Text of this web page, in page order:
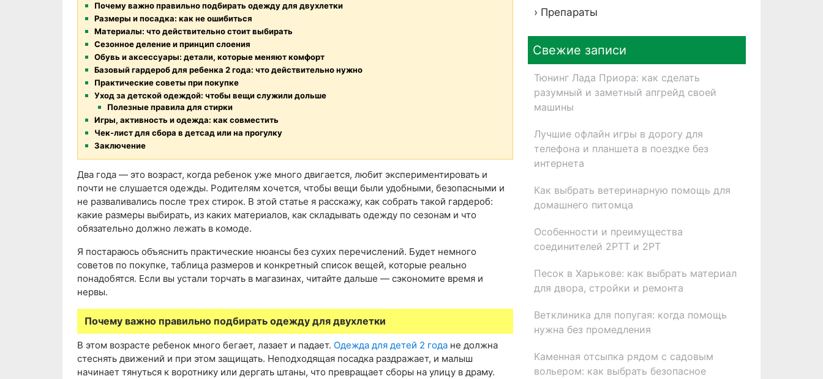
Почему важно правильно подбирать одежду для двухлетки
Размеры и посадка: как не ошибиться
Материалы: что действительно стоит выбирать
Сезонное деление и принцип слоения
Обувь и аксессуары: детали, которые меняют комфорт
Базовый гардероб для ребенка 2 года: что действительно нужно
Практические советы при покупке
Уход за детской одеждой: чтобы вещи служили дольше
Полезные правила для стирки
Игры, активность и одежда: как совместить
Чек-лист для сбора в детсад или на прогулку
Заключение
Два года — это возраст, когда ребенок уже много двигается, любит экспериментировать и
почти не слушается одежды. Родителям хочется, чтобы вещи были удобными, безопасными и
не разваливались после трех стирок. В этой статье я расскажу, как собрать такой гардероб:
какие размеры выбирать, из каких материалов, как складывать одежду по сезонам и что
обязательно должно лежать в комоде.
Я постараюсь объяснить практические нюансы без сухих перечислений. Будет немного
советов по покупке, таблица размеров и конкретный список вещей, которые реально
понадобятся. Если вы устали торчать в магазинах, читайте дальше — сэкономите время и
нервы.
Почему важно правильно подбирать одежду для двухлетки
В этом возрасте ребенок много бегает, лазает и падает. Одежда для детей 2 года не должна
стеснять движений и при этом защищать. Неподходящая посадка раздражает, и малыш
начинает тянуться к воротнику или дергать штаны, что превращает сборы на улицу в драму.
Препараты
Свежие записи
Тюнинг Лада Приора: как сделать
разумный и заметный апгрейд своей
машины
Лучшие офлайн игры в дорогу для
телефона и планшета в поездке без
интернета
Как выбрать ветеринарную помощь для
домашнего питомца
Особенности и преимущества
соединителей 2РТТ и 2РТ
Песок в Харькове: как выбрать материал
для двора, стройки и ремонта
Ветклиника для попугая: когда помощь
нужна без промедления
Каменная отсыпка рядом с садовым
вольером: как выбрать безопасное